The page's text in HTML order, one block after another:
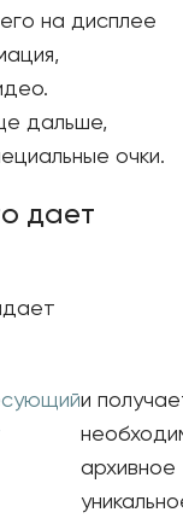
на дисплее
дальше,
очки.
дает
и
архивное